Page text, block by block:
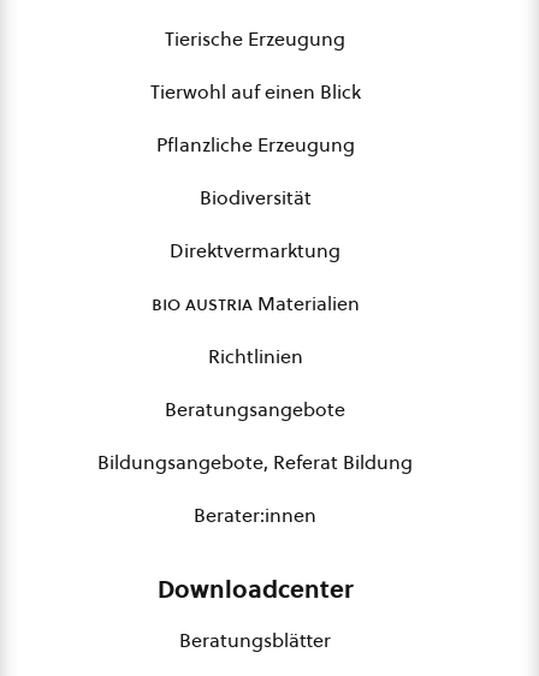
Tierische Erzeugung
Tierwohl auf einen Blick
Pflanzliche Erzeugung
Biodiversität
Direktvermarktung
bio austriaMaterialien
Richtlinien
Beratungsangebote
Bildungsangebote, Referat Bildung
Berater:innen
Downloadcenter
Beratungsblätter